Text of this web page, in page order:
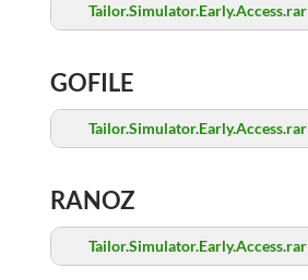
Tailor.Simulator.Early.Access.rar
GOFILE
Tailor.Simulator.Early.Access.rar
RANOZ
Tailor.Simulator.Early.Access.rar